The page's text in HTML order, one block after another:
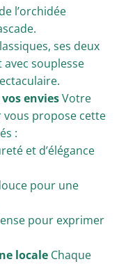
l’orchidée
ses deux
souplesse
enviesVotre
vous propose cette
:
et d’élégance
pour une
pour exprimer
locale Chaque